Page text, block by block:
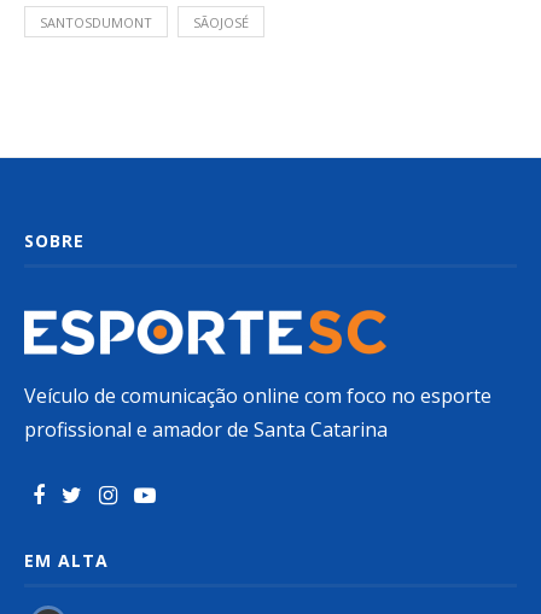
SANTOSDUMONT SÃOJOSÉ
SOBRE
Veículo de comunicação online com foco no esporte
profissional e amador de Santa Catarina
EM ALTA